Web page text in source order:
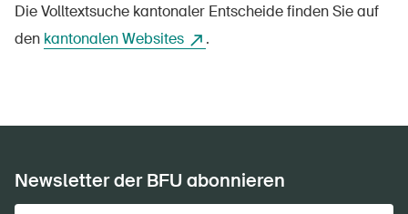
Die Volltextsuche kantonaler Entscheide finden Sie auf
den kantonalen Websites .
Newsletter der BFU abonnieren